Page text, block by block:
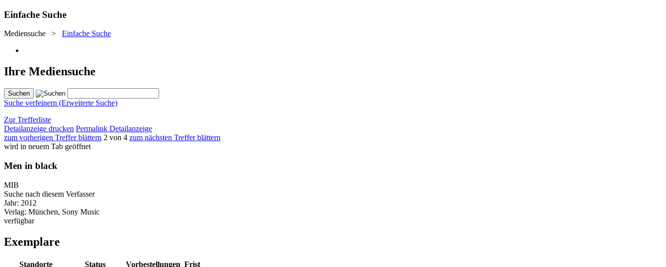
Einfache Suche
Mediensuche > Einfache Suche
Ihre Mediensuche
Suche verfeinern (Erweiterte Suche)
Zur Trefferliste
Detailanzeige drucken Permalink Detailanzeige
zum vorherigen Treffer blättern 2 von 4 zum nächsten Treffer blättern
wird in neuem Tab geöffnet
Men in black
MIB
Suche nach diesem Verfasser
Jahr: 2012
Verlag: München, Sony Music
verfügbar
Exemplare
Standorte Status Vorbestellungen Frist